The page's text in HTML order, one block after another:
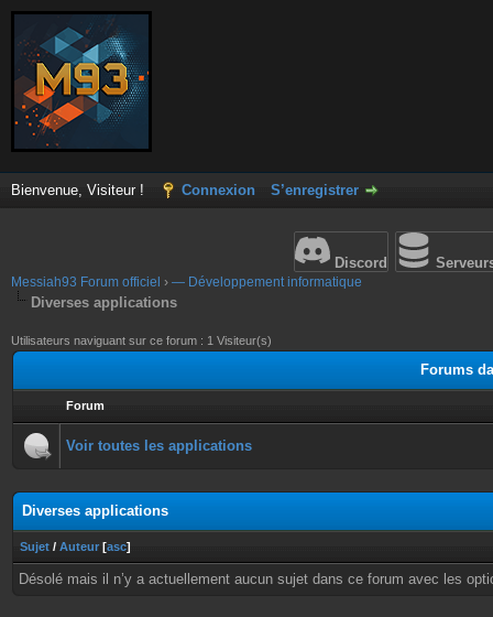
Bienvenue, Visiteur ! Connexion S’enregistrer
Discord
Messiah93 Forum officiel › — Développement informatique
Diverses applications
Utilisateurs naviguant sur ce forum : 1 Visiteur(s)
Forums
Forum
Voir toutes les applications
Diverses applications
Sujet / Auteur [asc]
Désolé mais il n’y a actuellement aucun sujet dans ce forum avec les